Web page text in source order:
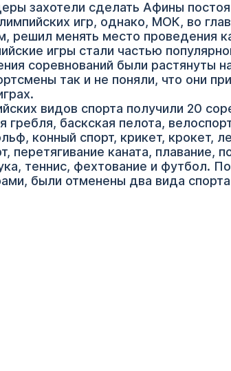
захотели сделать Афины
игр, однако, МОК, во
решил менять место проведения
игры стали частью
соревнований были растянуты
так и не поняли, что они
видов спорта получили 20
гребля, баскская пелота,
конный спорт, крикет, крокет,
перетягивание каната, плавание,
теннис, фехтование и футбол.
были отменены два вида